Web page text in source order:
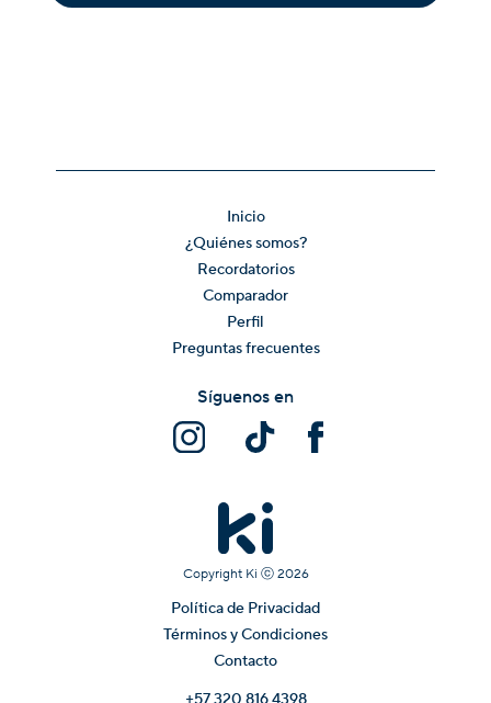
Inicio
¿Quiénes somos?
Recordatorios
Comparador
Perfil
Preguntas frecuentes
Copyright Ki ⓒ 2026
Política de Privacidad
Términos y Condiciones
Contacto
Síguenos en